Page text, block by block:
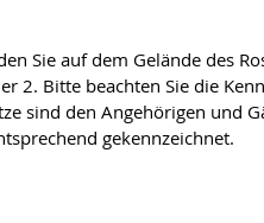
Sie auf dem Gelände des
2. Bitte beachten Sie die
sind den Angehörigen und
gekennzeichnet.